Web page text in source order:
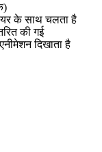
के साथ चलता है
की गई
दिखाता है